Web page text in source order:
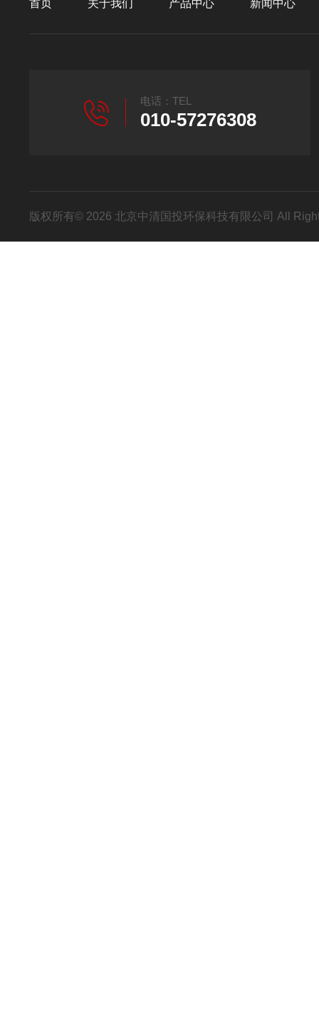
首页 关于我们 产品中心 新闻中心
电话：TEL
010-57276308
版权所有© 2026 北京中清国投环保科技有限公司 All